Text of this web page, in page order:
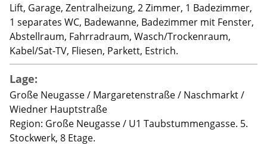
Lift, Garage, Zentralheizung, 2 Zimmer, 1 Badezimmer,
1 separates WC, Badewanne, Badezimmer mit Fenster,
Abstellraum, Fahrradraum, Wasch/Trockenraum,
Kabel/Sat-TV, Fliesen, Parkett, Estrich.
Lage:
Große Neugasse / Margaretenstraße / Naschmarkt /
Wiedner Hauptstraße
Region: Große Neugasse / U1 Taubstummengasse. 5.
Stockwerk, 8 Etage.